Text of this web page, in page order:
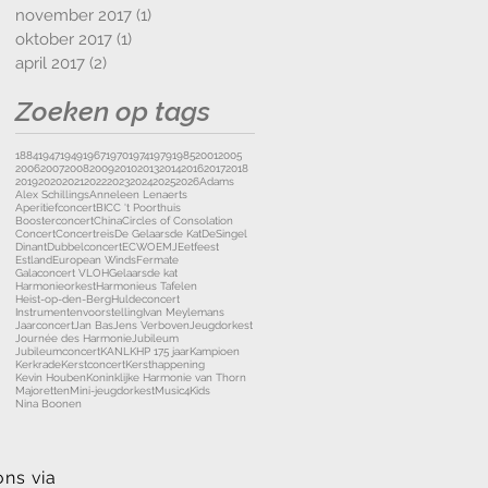
november 2017 (1)
oktober 2017 (1)
april 2017 (2)
Zoeken op tags
1884194719491967197019741979198520012005
2006200720082009201020132014201620172018
20192020202120222023202420252026Adams
Alex SchillingsAnneleen Lenaerts
AperitiefconcertBICC 't Poorthuis
BoosterconcertChinaCircles of Consolation
ConcertConcertreisDe Gelaarsde KatDeSingel
DinantDubbelconcertECWOEMJEetfeest
EstlandEuropean WindsFermate
Galaconcert VLOHGelaarsde kat
HarmonieorkestHarmonieus Tafelen
Heist-op-den-BergHuldeconcert
InstrumentenvoorstellingIvan Meylemans
Jaarconcert Jan Bas Jens Verboven Jeugdorkest
Journée des Harmonie Jubileum
JubileumconcertKANL KHP 175 jaarKampioen
KerkradeKerstconcertKersthappening
Kevin HoubenKoninklijke Harmonie van Thorn
MajorettenMini-jeugdorkestMusic4Kids
Nina Boonen
via